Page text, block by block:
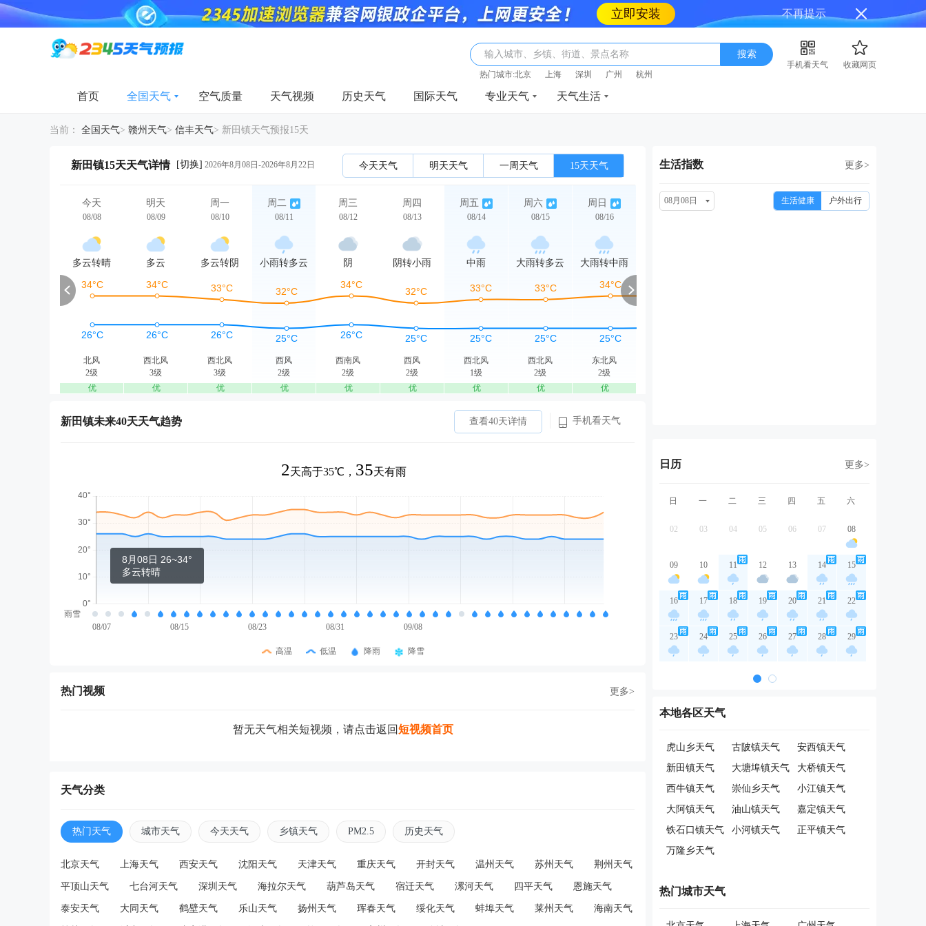
立即安装 不再提示
输入城市、乡镇、街道、景点名称 搜索
手机看天气
收藏网页
热门城市:北京 上海 深圳 广州 杭州
首页 全国天气 空气质量 天气视频 历史天气 国际天气 专业天气 天气生活
当前： 全国天气> 赣州天气> 信丰天气> 新田镇天气预报15天
新田镇15天天气详情 [切换] 2026年8月08日-2026年8月22日 今天天气 明天天气 一周天气 15天天气
今天
08/08
多云转晴
北风
2级
优
明天
08/09
多云
西北风
3级
优
周一
08/10
多云转阴
西北风
3级
优
周二
08/11
小雨转多云
西风
2级
优
周三
08/12
阴
西南风
2级
优
周四
08/13
阴转小雨
西风
2级
优
周五
08/14
中雨
西北风
1级
优
周六
08/15
大雨转多云
西北风
2级
优
周日
08/16
大雨转中雨
东北风
2级
优
周一 周三 周四
新田镇未来40天天气趋势 查看40天详情 手机看天气
2天高于35℃， 35天有雨
8月08日 26~34°
多云转晴
雨雪
08/07
08/15 08/23 08/31 09/08
高温 低温 降雨 降雪
热门视频 更多>
暂无天气相关短视频，请点击返回短视频首页
天气分类
热门天气 城市天气 今天天气 乡镇天气 PM2.5 历史天气
北京天气 上海天气 西安天气 沈阳天气 天津天气 重庆天气 开封天气 温州天气 苏州天气 荆州天气
平顶山天气 七台河天气 深圳天气 海拉尔天气 葫芦岛天气 宿迁天气 漯河天气 四平天气 恩施天气
泰安天气 大同天气 鹤壁天气 乐山天气 扬州天气 珲春天气 绥化天气 蚌埠天气 莱州天气 海南天气
生活指数 更多>
08月08日 生活健康 户外出行
日历 更多>
日 一 二 三 四 五 六
02 03 04 05 06 07 08
09 10 11 12 13 14 15
16 17 18 19 20 21 22
23 24 25 26 27 28 29
本地各区天气
虎山乡天气 古陂镇天气
安西镇天气
新田镇天气
大塘埠镇天气
大桥镇天气
西牛镇天气
崇仙乡天气
小江镇天气
大阿镇天气
油山镇天气
嘉定镇天气
铁石口镇天气
小河镇天气
正平镇天气
万隆乡天气
热门城市天气